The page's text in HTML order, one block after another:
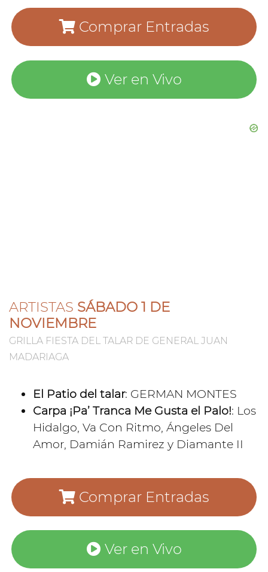
Comprar Entradas
Ver en Vivo
ARTISTAS SÁBADO 1 DE
NOVIEMBRE
GRILLA FIESTA DEL TALAR DE GENERAL JUAN
MADARIAGA
El Patio del talar: GERMAN MONTES
Carpa ¡Pa’ Tranca Me Gusta el Palo!: Los
Hidalgo, Va Con Ritmo, Ángeles Del
Amor, Damián Ramirez y Diamante II
Comprar Entradas
Ver en Vivo